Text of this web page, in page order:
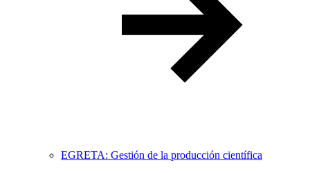
EGRETA: Gestión de la producción científica